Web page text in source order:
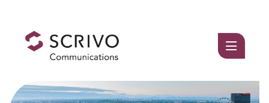
Medienmitteilungen
1337UGC